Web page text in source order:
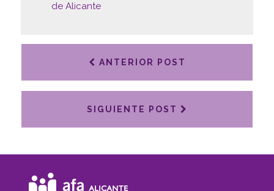
de Alicante
ANTERIOR POST
SIGUIENTE POST